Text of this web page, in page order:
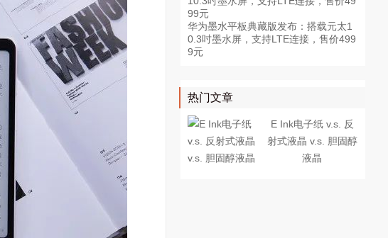
华为墨水平板典藏版发布：搭载元太1
0.3吋墨水屏，支持LTE连接，售价499
9元
热门文章
E Ink电子纸 v.s. 反
射式液晶 v.s. 胆固醇
液晶